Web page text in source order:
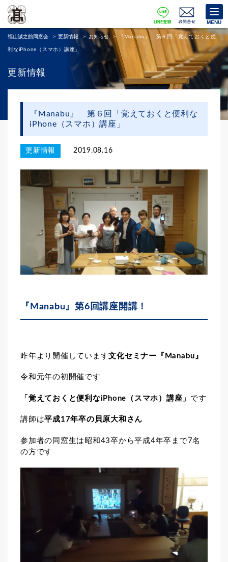
MENU
福山誠之館同窓会 > 更新情報 > お知らせ > 『Manabu』 第６回「覚えておくと便
利なiPhone（スマホ）講座」
更新情報
『Manabu』 第６回「覚えておくと便利な
iPhone（スマホ）講座」
更新情報 2019.08.16
『Manabu』第6回講座開講！
昨年より開催しています文化セミナー『Manabu』
令和元年の初開催です
「覚えておくと便利なiPhone（スマホ）講座」 です
講師は平成17年卒の貝原大和さん
参加者の同窓生は昭和43卒から平成4年卒まで7名
の方です